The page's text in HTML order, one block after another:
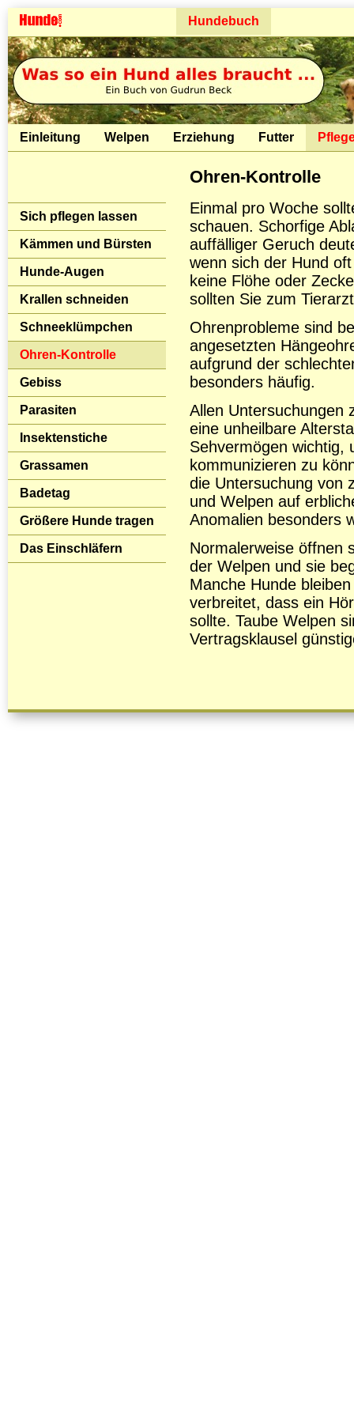
Hundebuch
Einleitung Welpen Erziehung Futter
Sich pflegen lassen
Kämmen und Bürsten
Hunde-Augen
Krallen schneiden
Schneeklümpchen
Ohren-Kontrolle
Gebiss
Parasiten
Insektenstiche
Grassamen
Badetag
Größere Hunde tragen
Das Einschläfern
Ohren-Kontrolle
Einmal pro Woche
schauen. Schorfige
auffälliger Geruch
wenn sich der Hund
keine Flöhe oder
sollten Sie zum
Ohrenprobleme sind
angesetzten
aufgrund der
besonders häufig.
Allen Untersuchungen
eine unheilbare
Sehvermögen wichtig,
kommunizieren zu
die Untersuchung von
und Welpen auf
Anomalien besonders
Normalerweise öffnen
der Welpen und sie
Manche Hunde
verbreitet, dass ein
sollte. Taube Welpen
Vertragsklausel